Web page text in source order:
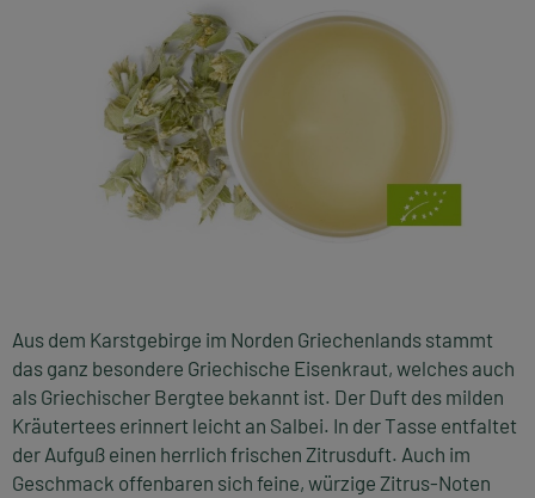
Aus dem Karstgebirge im Norden Griechenlands stammt
das ganz besondere Griechische Eisenkraut, welches auch
als Griechischer Bergtee bekannt ist. Der Duft des milden
Kräutertees erinnert leicht an Salbei. In der Tasse entfaltet
der Aufguß einen herrlich frischen Zitrusduft. Auch im
Geschmack offenbaren sich feine, würzige Zitrus-Noten